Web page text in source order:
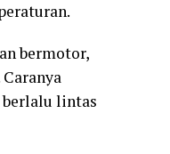
bermotor,
lintas